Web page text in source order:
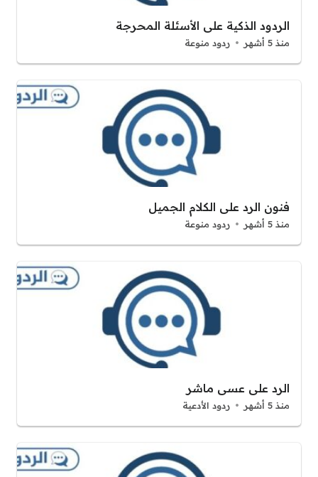
الردود الذكية على الأسئلة المحرجة
منذ 5 أشهر ردود منوعة
فنون الرد على الكلام الجميل
منذ 5 أشهر ردود منوعة
الرد على عسى ماشر
منذ 5 أشهر ردود الأدعية